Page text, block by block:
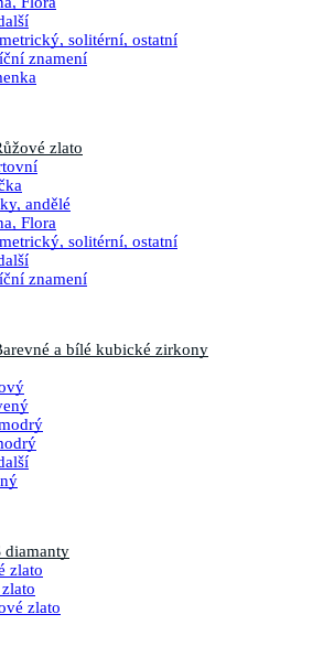
solitérní, ostatní
znamení
zlato
andělé
Flora
solitérní, ostatní
znamení
a bílé kubické zirkony
diamanty
zlato
zlato